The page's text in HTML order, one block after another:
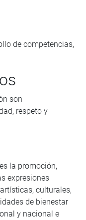
de competencias,
son
respeto y
la promoción,
expresiones
culturales,
de bienestar
y nacional e